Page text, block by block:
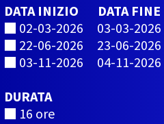
DATA INIZIO DATA FINE
■ 02-03-2026 03-03-2026
■ 22-06-2026 23-06-2026
■ 03-11-2026 04-11-2026
DURATA
■ 16 ore